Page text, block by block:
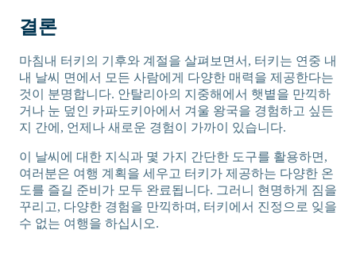
결론
마침내 터키의 기후와 계절을 살펴보면서, 터키는 연중 내
내 날씨 면에서 모든 사람에게 다양한 매력을 제공한다는
것이 분명합니다. 안탈리아의 지중해에서 햇볕을 만끽하
거나 눈 덮인 카파도키아에서 겨울 왕국을 경험하고 싶든
지 간에, 언제나 새로운 경험이 가까이 있습니다.
이 날씨에 대한 지식과 몇 가지 간단한 도구를 활용하면,
여러분은 여행 계획을 세우고 터키가 제공하는 다양한 온
도를 즐길 준비가 모두 완료됩니다. 그러니 현명하게 짐을
꾸리고, 다양한 경험을 만끽하며, 터키에서 진정으로 잊을
수 없는 여행을 하십시오.